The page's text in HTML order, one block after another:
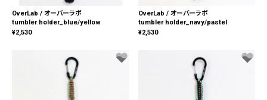
OverLab / オーバーラボ
tumbler holder_blue/yellow
¥2,530
OverLab / オーバーラボ
tumbler holder_navy/pastel
¥2,530